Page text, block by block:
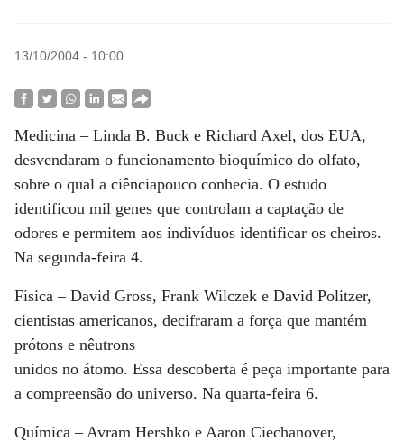
13/10/2004 - 10:00
Medicina – Linda B. Buck e Richard Axel, dos EUA,
desvendaram o funcionamento bioquímico do olfato,
sobre o qual a ciênciapouco conhecia. O estudo
identificou mil genes que controlam a captação de
odores e permitem aos indivíduos identificar os cheiros.
Na segunda-feira 4.
Física – David Gross, Frank Wilczek e David Politzer,
cientistas americanos, decifraram a força que mantém
prótons e nêutrons
unidos no átomo. Essa descoberta é peça importante para
a compreensão do universo. Na quarta-feira 6.
Química – Avram Hershko e Aaron Ciechanover,